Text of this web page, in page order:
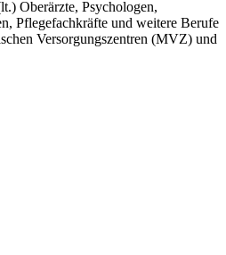
Oberärzte, Psychologen,
Pflegefachkräfte und weitere Berufe
Versorgungszentren (MVZ) und